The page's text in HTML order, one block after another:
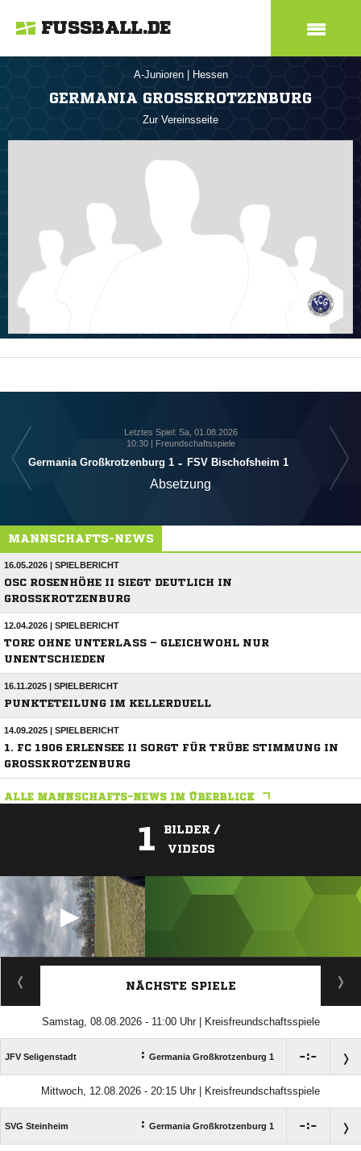
FUSSBALL.DE
A-Junioren Hessen
GERMANIA GROSSKROTZENBURG
Zur Vereinsseite
Letztes Spiel: Sa, 01.08.2026
10:30 | Freundschaftsspiele
Germania Großkrotzenburg 1 - FSV Bischofsheim 1
Absetzung
MANNSCHAFTS-NEWS
16.05.2026 | SPIELBERICHT
OSC ROSENHÖHE II SIEGT DEUTLICH IN
GROSSKROTZENBURG
12.04.2026 | SPIELBERICHT
TORE OHNE UNTERLASS – GLEICHWOHL NUR
UNENTSCHIEDEN
16.11.2025 | SPIELBERICHT
PUNKTETEILUNG IM KELLERDUELL
14.09.2025 | SPIELBERICHT
1. FC 1906 ERLENSEE II SORGT FÜR TRÜBE STIMMUNG IN
GROSSKROTZENBURG
ALLE MANNSCHAFTS-NEWS IM ÜBERBLICK
1
BILDER /
VIDEOS
ANZEIGE
NÄCHSTE SPIELE
Samstag, 08.08.2026 - 11:00 Uhr | Kreisfreundschaftsspiele
JFV Seligenstadt : Germania Großkrotzenburg 1 :
Mittwoch, 12.08.2026 - 20:15 Uhr | Kreisfreundschaftsspiele
SVG Steinheim : Germania Großkrotzenburg 1 :